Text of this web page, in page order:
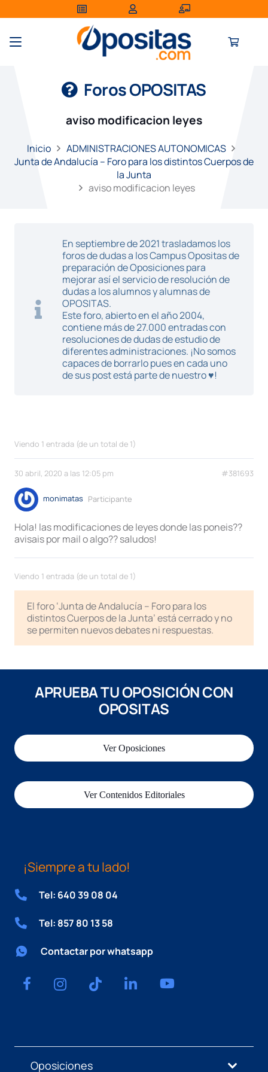
Foros OPOSITAS
aviso modificacion leyes
Inicio
ADMINISTRACIONES AUTONOMICAS
Junta de Andalucía – Foro para los distintos Cuerpos de
la Junta
aviso modificacion leyes
En septiembre de 2021 trasladamos los
foros de dudas a los Campus Opositas de
preparación de Oposiciones para
mejorar así el servicio de resolución de
dudas a los alumnos y alumnas de
OPOSITAS.
Este foro, abierto en el año 2004,
contiene más de 27.000 entradas con
resoluciones de dudas de estudio de
diferentes administraciones. ¡No somos
capaces de borrarlo pues en cada uno
de sus post está parte de nuestro ♥!
Viendo 1 entrada (de un total de 1)
30 abril, 2020 a las 12:05 pm #381693
monimatas Participante
Hola! las modificaciones de leyes donde las poneis??
avisais por mail o algo?? saludos!
Viendo 1 entrada (de un total de 1)
El foro ‘Junta de Andalucía – Foro para los
distintos Cuerpos de la Junta’ está cerrado y no
se permiten nuevos debates ni respuestas.
APRUEBA TU OPOSICIÓN CON
OPOSITAS
Ver Oposiciones
Ver Contenidos Editoriales
¡Siempre a tu lado!
Tel: 640 39 08 04
Tel: 857 80 13 58
Contactar por whatsapp
Oposiciones